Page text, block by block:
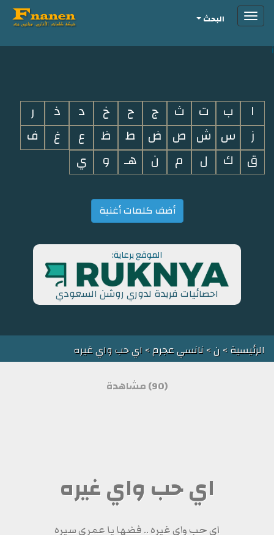
i
Toggleالبحث
ا ب ت ث ج ح خ د ذ
ر
ز
س ش ص ض ط ظ ع غ
ف
ق
ك ل م ن هـ و ي
أضف كلمات أغنية
الموقع برعاية:
احصائيات فريدة لدوري روشن السعودي
الرئيسية> ن>نانسي عجرم> اي حب واي غيره
(90) مشاهدة
اي حب واي غيره
اي حب واي غيره .. فضها يا عمري سيره